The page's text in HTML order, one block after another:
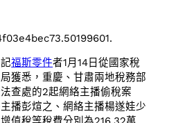
福斯零件者1月14日從國家稅
獲悉，重慶、甘肅兩地稅務部
查處的2起網絡主播偷稅案
播彭煊之、網絡主播楊遂娃少